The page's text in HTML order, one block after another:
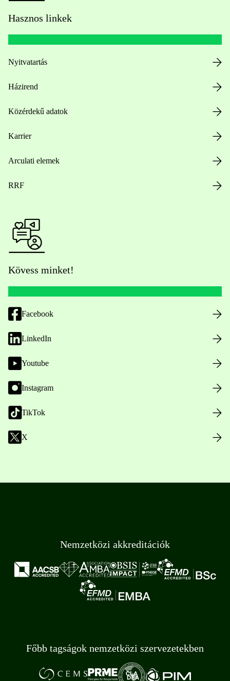
Hasznos linkek
Nyitvatartás
Házirend
Közérdekű adatok
Karrier
Arculati elemek
RRF
Kövess minket!
Facebook
LinkedIn
Youtube
Instagram
TikTok
X
Nemzetközi akkreditációk
Főbb tagságok nemzetközi szervezetekben